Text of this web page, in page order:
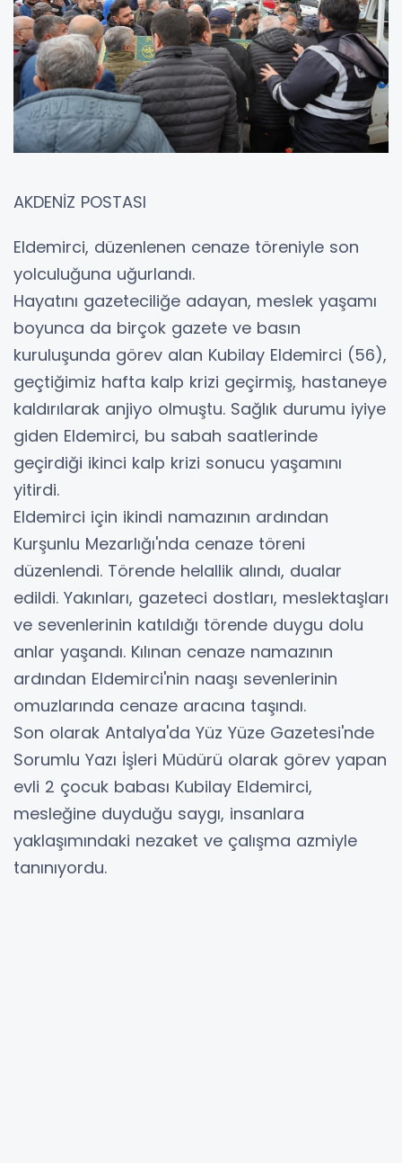
AKDENİZ POSTASI
Eldemirci, düzenlenen cenaze töreniyle son
yolculuğuna uğurlandı.
Hayatını gazeteciliğe adayan, meslek yaşamı
boyunca da birçok gazete ve basın
kuruluşunda görev alan Kubilay Eldemirci (56),
geçtiğimiz hafta kalp krizi geçirmiş, hastaneye
kaldırılarak anjiyo olmuştu. Sağlık durumu iyiye
giden Eldemirci, bu sabah saatlerinde
geçirdiği ikinci kalp krizi sonucu yaşamını
yitirdi.
Eldemirci için ikindi namazının ardından
Kurşunlu Mezarlığı'nda cenaze töreni
düzenlendi. Törende helallik alındı, dualar
edildi. Yakınları, gazeteci dostları, meslektaşları
ve sevenlerinin katıldığı törende duygu dolu
anlar yaşandı. Kılınan cenaze namazının
ardından Eldemirci'nin naaşı sevenlerinin
omuzlarında cenaze aracına taşındı.
Son olarak Antalya'da Yüz Yüze Gazetesi'nde
Sorumlu Yazı İşleri Müdürü olarak görev yapan
evli 2 çocuk babası Kubilay Eldemirci,
mesleğine duyduğu saygı, insanlara
yaklaşımındaki nezaket ve çalışma azmiyle
tanınıyordu.